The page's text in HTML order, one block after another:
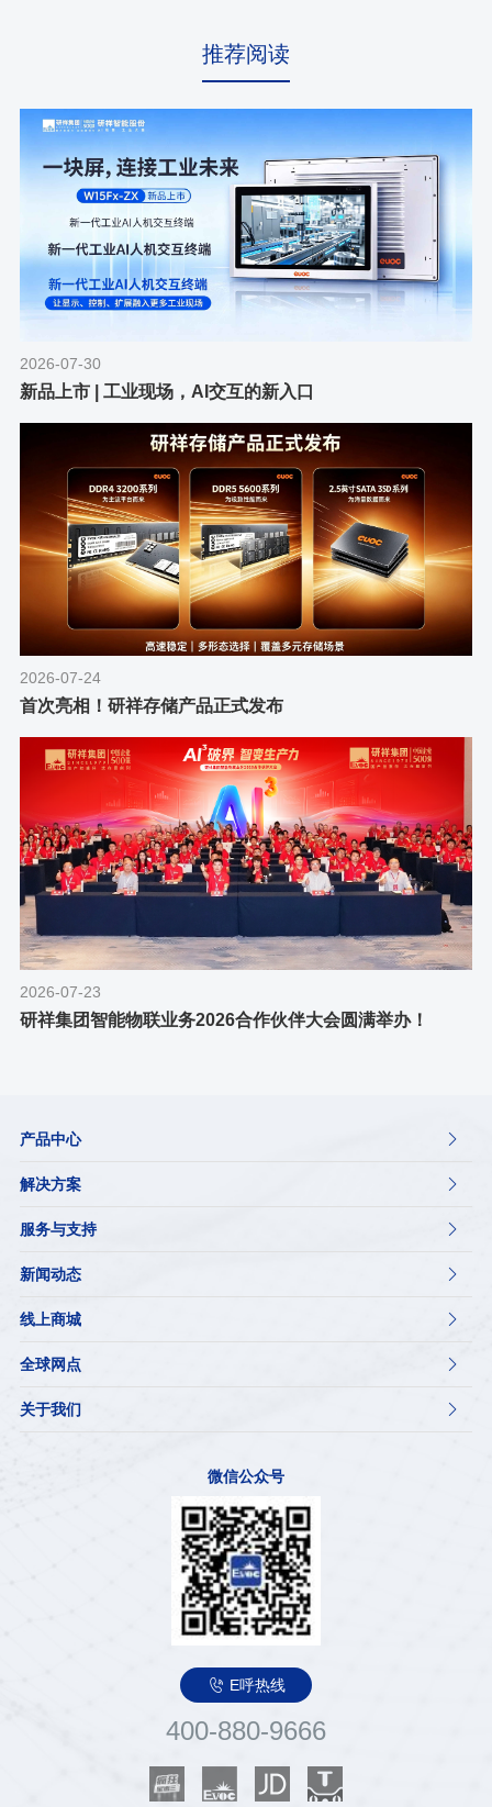
推荐阅读
2026-07-30
新品上市 | 工业现场，AI交互的新入口
2026-07-24
首次亮相！研祥存储产品正式发布
2026-07-23
研祥集团智能物联业务2026合作伙伴大会圆满举办！
产品中心 
解决方案 
服务与支持 
新闻动态 
线上商城 
全球网点 
关于我们 
微信公众号
 E呼热线
400-880-9666